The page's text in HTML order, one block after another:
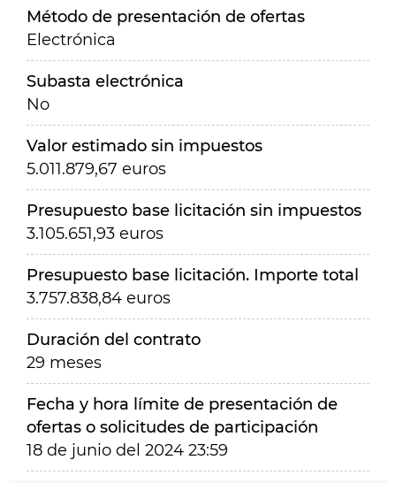
Método de presentación de ofertas
Electrónica
Subasta electrónica
No
Valor estimado sin impuestos
5.011.879,67 euros
Presupuesto base licitación sin impuestos
3.105.651,93 euros
Presupuesto base licitación. Importe total
3.757.838,84 euros
Duración del contrato
29 meses
Fecha y hora límite de presentación de
ofertas o solicitudes de participación
18 de junio del 2024 23:59